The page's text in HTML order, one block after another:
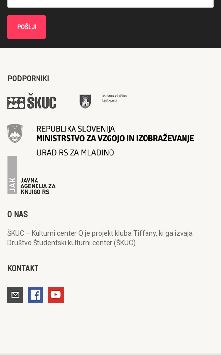
PODPORNIKI
O NAS
ŠKUC – Kulturni center Q je projekt kluba Tiffany, ki ga izvaja
Društvo Študentski kulturni center (ŠKUC).
KONTAKT